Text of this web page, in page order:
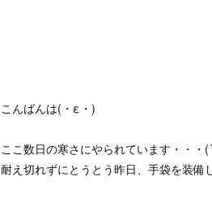
こんばんは(・ε・)
ここ数日の寒さにやられています・・・
耐え切れずにとうとう昨日、手袋を装備